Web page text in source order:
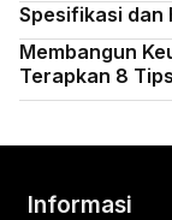
Spesifikasi dan
Membangun
Terapkan 8
Informasi